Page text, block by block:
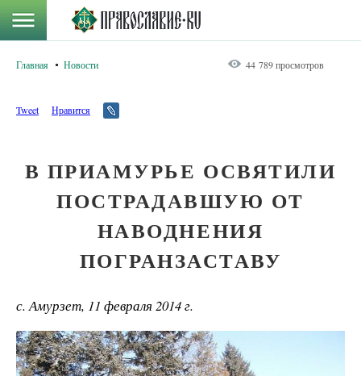
Главная Новости 44 789 просмотров
Tweet Нравится
В ПРИАМУРЬЕ ОСВЯТИЛИ
ПОСТРАДАВШУЮ ОТ
НАВОДНЕНИЯ
ПОГРАНЗАСТАВУ
с. Амурзет, 11 февраля 2014 г.